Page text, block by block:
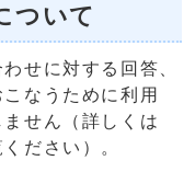
ついて
せに対する回答、
なうために利用
せん（詳しくは
ください）。